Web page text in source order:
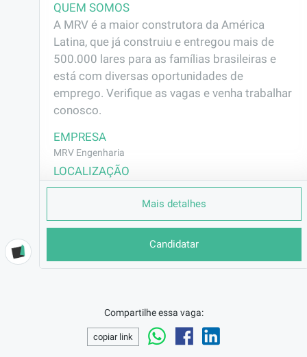
QUEM SOMOS
A MRV é a maior construtora da América
Latina, que já construiu e entregou mais de
500.000 lares para as famílias brasileiras e
está com diversas oportunidades de
emprego. Verifique as vagas e venha trabalhar
conosco.
EMPRESA
MRV Engenharia
LOCALIZAÇÃO
Parque Albano (Jurema) - Caucaia/CE
CLT (Efetivo)
R$2382,00
RAMO DE ATUAÇÃO
Construção Civil
Candidatar
Mais detalhes
Compartilhe essa vaga:
copiar link